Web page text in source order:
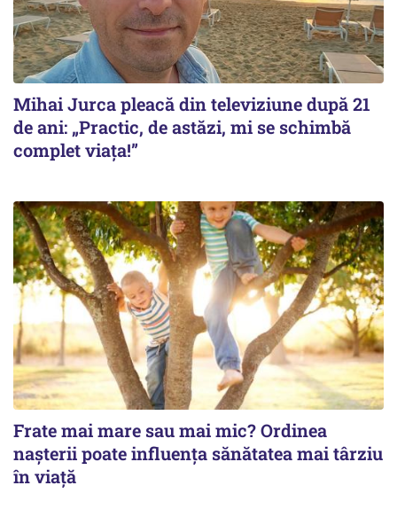
Mihai Jurca pleacă din televiziune după 21
de ani: „Practic, de astăzi, mi se schimbă
complet viața!”
Frate mai mare sau mai mic? Ordinea
nașterii poate influența sănătatea mai târziu
în viață